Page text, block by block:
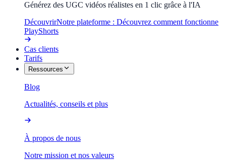
Générez des UGC vidéos réalistes en 1 clic grâce à l'IA
DécouvrirNotre plateforme : Découvrez comment fonctionne
PlayShorts
Cas clients
Tarifs
Ressources
Blog
Actualités, conseils et plus
À propos de nous
Notre mission et nos valeurs